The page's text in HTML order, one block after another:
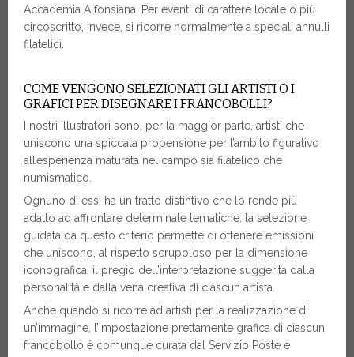
Accademia Alfonsiana. Per eventi di carattere locale o più
circoscritto, invece, si ricorre normalmente a speciali annulli
filatelici.
COME VENGONO SELEZIONATI GLI ARTISTI O I
GRAFICI PER DISEGNARE I FRANCOBOLLI?
I nostri illustratori sono, per la maggior parte, artisti che
uniscono una spiccata propensione per l’ambito figurativo
all’esperienza maturata nel campo sia filatelico che
numismatico.
Ognuno di essi ha un tratto distintivo che lo rende più
adatto ad affrontare determinate tematiche: la selezione
guidata da questo criterio permette di ottenere emissioni
che uniscono, al rispetto scrupoloso per la dimensione
iconografica, il pregio dell’interpretazione suggerita dalla
personalità e dalla vena creativa di ciascun artista.
Anche quando si ricorre ad artisti per la realizzazione di
un’immagine, l’impostazione prettamente grafica di ciascun
francobollo è comunque curata dal Servizio Poste e